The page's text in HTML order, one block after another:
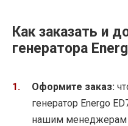
Как заказать и
генератора
Оформите заказ:
генератор Energo
нашим менеджерам